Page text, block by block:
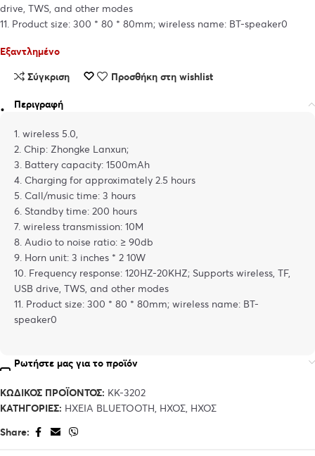
drive, TWS, and other modes
11. Product size: 300 * 80 * 80mm; wireless name: BT-speaker0
Εξαντλημένο
Σύγκριση
Προσθήκη στη wishlist
Περιγραφή
1. wireless 5.0,
2. Chip: Zhongke Lanxun;
3. Battery capacity: 1500mAh
4. Charging for approximately 2.5 hours
5. Call/music time: 3 hours
6. Standby time: 200 hours
7. wireless transmission: 10M
8. Audio to noise ratio: ≥ 90db
9. Horn unit: 3 inches * 2 10W
10. Frequency response: 120HZ-20KHZ; Supports wireless, TF,
USB drive, TWS, and other modes
11. Product size: 300 * 80 * 80mm; wireless name: BT-
speaker0
Ρωτήστε μας για το προϊόν
ΚΩΔΙΚΌΣ ΠΡΟΪΌΝΤΟΣ: KK-3202
ΚΑΤΗΓΟΡΊΕΣ: ΗΧΕΊΑ BLUETOOTH, ΉΧΟΣ, ΉΧΟΣ
Share: